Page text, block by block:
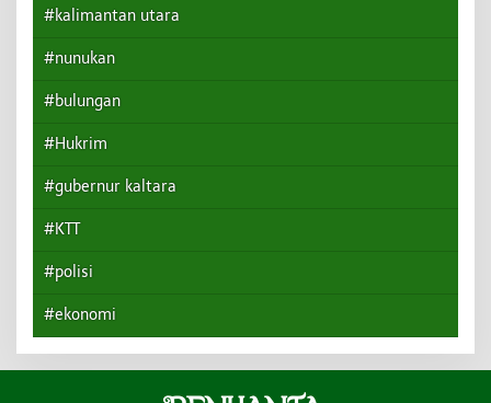
#kalimantan utara
#nunukan
#bulungan
#Hukrim
#gubernur kaltara
#KTT
#polisi
#ekonomi